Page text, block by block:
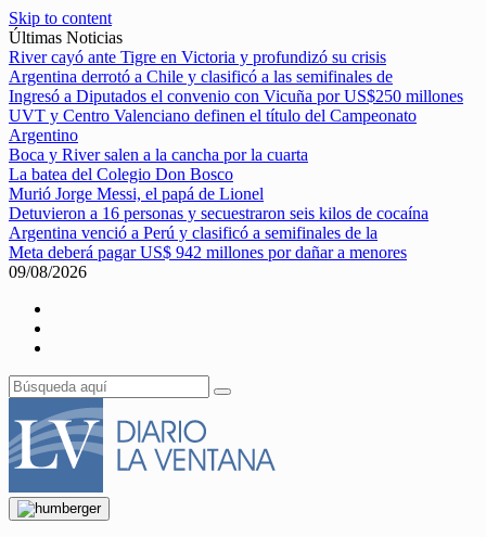
Skip to content
Últimas Noticias
River cayó ante Tigre en Victoria y profundizó su crisis
Argentina derrotó a Chile y clasificó a las semifinales de
Ingresó a Diputados el convenio con Vicuña por US$250 millones
UVT y Centro Valenciano definen el título del Campeonato
Argentino
Boca y River salen a la cancha por la cuarta
La batea del Colegio Don Bosco
Murió Jorge Messi, el papá de Lionel
Detuvieron a 16 personas y secuestraron seis kilos de cocaína
Argentina venció a Perú y clasificó a semifinales de la
Meta deberá pagar US$ 942 millones por dañar a menores
09/08/2026